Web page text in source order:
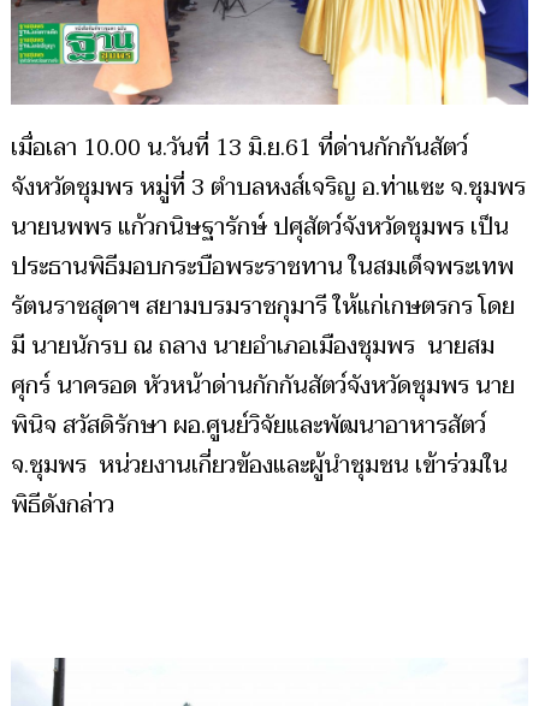
เมื่อเลา 10.00 น.วันที่ 13 มิ.ย.61 ที่ด่านกักกันสัตว์
จังหวัดชุมพร หมู่ที่ 3 ตำบลหงส์เจริญ อ.ท่าแซะ จ.ชุมพร
นายนพพร แก้วกนิษฐารักษ์ ปศุสัตว์จังหวัดชุมพร เป็น
ประธานพิธีมอบกระบือพระราชทาน ในสมเด็จพระเทพ
รัตนราชสุดาฯ สยามบรมราชกุมารี ให้แก่เกษตรกร โดย
มี นายนักรบ ณ ถลาง นายอำเภอเมืองชุมพร นายสม
ศุกร์ นาครอด หัวหน้าด่านกักกันสัตว์จังหวัดชุมพร นาย
พินิจ สวัสดิรักษา ผอ.ศูนย์วิจัยและพัฒนาอาหารสัตว์
จ.ชุมพร หน่วยงานเกี่ยวข้องและผู้นำชุมชน เข้าร่วมใน
พิธีดังกล่าว